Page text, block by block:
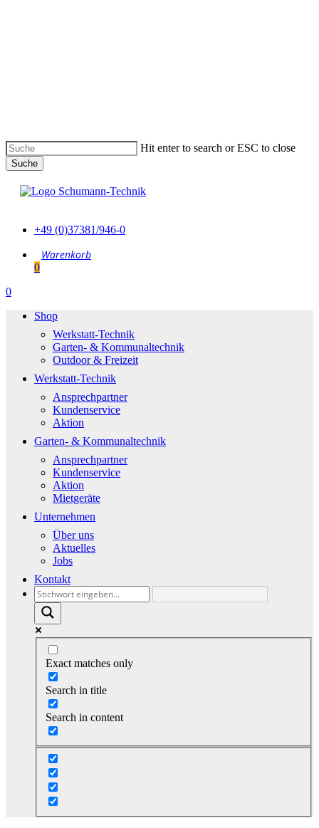
Hit enter to search or ESC to close
Suche
schließen
+49 (0)37381/946-0
0
Menu
0
Shop
Werkstatt-Technik
Garten- & Kommunaltechnik
Outdoor & Freizeit
Werkstatt-Technik
Ansprechpartner
Kundenservice
Aktion
Garten- & Kommunaltechnik
Ansprechpartner
Kundenservice
Aktion
Mietgeräte
Unternehmen
Über uns
Aktuelles
Jobs
Kontakt
Exact matches only
Search in title
Search in content